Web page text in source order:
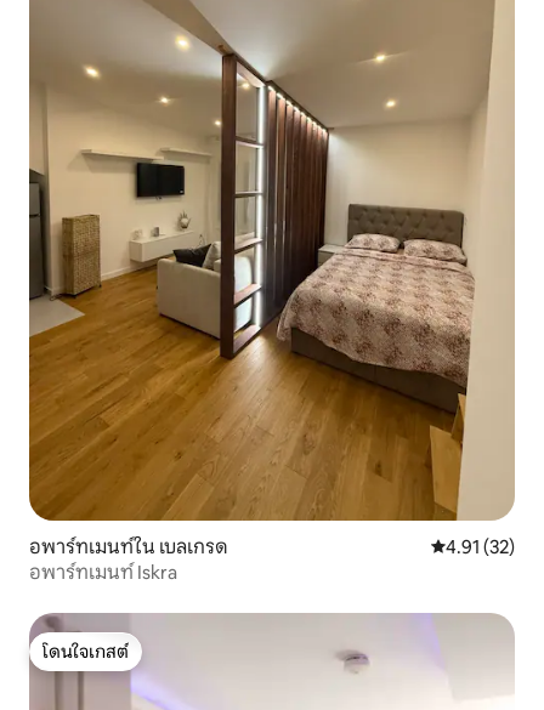
อพาร์ทเมนท์ใน เบลเกรด คะแนนเฉลี่ย
4.91 (32)
อพาร์ทเมนท์ Iskra
โดนใจเกสต์
โดนใจเกสต์